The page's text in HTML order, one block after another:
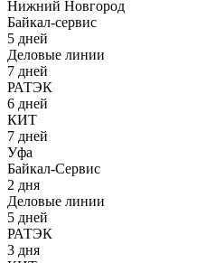
Нижний Новгород
Байкал-сервис
5 дней
Деловые линии
7 дней
РАТЭК
6 дней
КИТ
7 дней
Уфа
Байкал-Сервис
2 дня
Деловые линии
5 дней
РАТЭК
3 дня